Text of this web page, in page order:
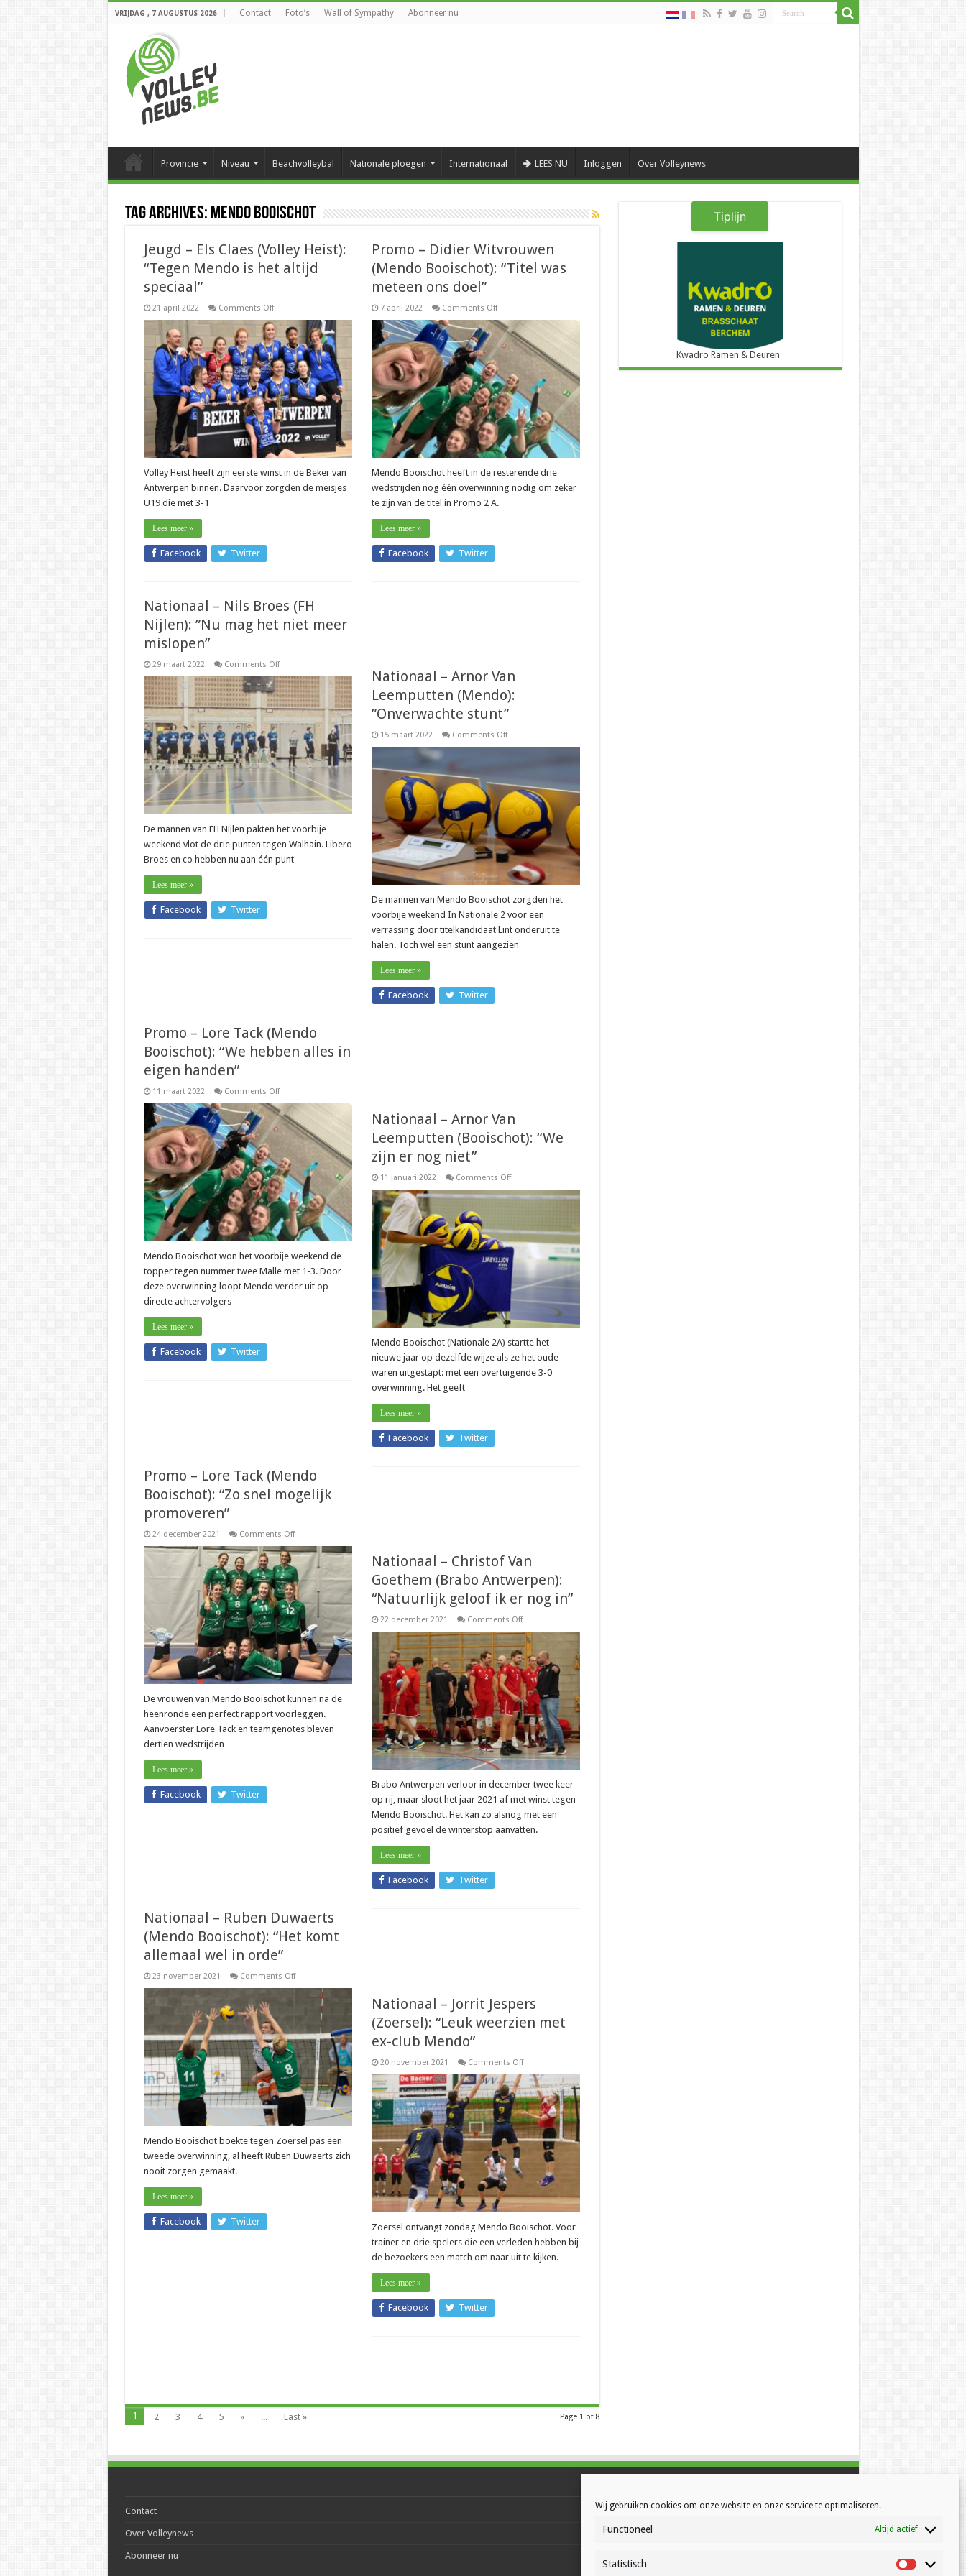
Wij gebruiken cookies om onze website en onze service te optimaliseren.
Functioneel Altijd actief
Statistisch Statistisch
VRIJDAG , 7 AUGUSTUS 2026 Contact Foto’s Wall of Sympathy Abonneer nu
Provincie Niveau Beachvolleybal Nationale ploegen Internationaal LEES NU Inloggen Over Volleynews
Tag Archives: Mendo Booischot
Jeugd – Els Claes (Volley Heist):
“Tegen Mendo is het altijd
speciaal”
21 april 2022 Comments Offon
–
Els
Claes
(Volley
Heist):
“Tegen
Mendo
is
het
altijd
speciaal”
Volley Heist heeft zijn eerste winst in de Beker van
Antwerpen binnen. Daarvoor zorgden de meisjes
U19 die met 3-1
Lees meer »
Facebook Twitter
Promo – Didier Witvrouwen
(Mendo Booischot): “Titel was
meteen ons doel”
7 april 2022 Comments Offon
–
Didier
Witvrouwen
(Mendo
Booischot):
“Titel
was
meteen
ons
doel”
Mendo Booischot heeft in de resterende drie
wedstrijden nog één overwinning nodig om zeker
te zijn van de titel in Promo 2 A.
Lees meer »
Facebook Twitter
Nationaal – Nils Broes (FH
Nijlen): ”Nu mag het niet meer
mislopen”
29 maart 2022 Comments Offon
–
Nils
Broes
(FH
Nijlen):
mag
het
niet
meer
mislopen”
De mannen van FH Nijlen pakten het voorbije
weekend vlot de drie punten tegen Walhain. Libero
Broes en co hebben nu aan één punt
Lees meer »
Facebook Twitter
Nationaal – Arnor Van
Leemputten (Mendo):
”Onverwachte stunt”
15 maart 2022 Comments Offon
(Mendo):
”Onverwachte
stunt”
De mannen van Mendo Booischot zorgden het
voorbije weekend In Nationale 2 voor een
verrassing door titelkandidaat Lint onderuit te
halen. Toch wel een stunt aangezien
Lees meer »
Facebook Twitter
Promo – Lore Tack (Mendo
Booischot): “We hebben alles in
eigen handen”
11 maart 2022 Comments Offon
–
Lore
Tack
(Mendo
Booischot):
“We
hebben
alles
in
eigen
handen”
Mendo Booischot won het voorbije weekend de
topper tegen nummer twee Malle met 1-3. Door
deze overwinning loopt Mendo verder uit op
directe achtervolgers
Lees meer »
Facebook Twitter
Nationaal – Arnor Van
Leemputten (Booischot): “We
zijn er nog niet”
11 januari 2022 Comments Offon
–
(Booischot):
“We
zijn
er
nog
niet”
Mendo Booischot (Nationale 2A) startte het
nieuwe jaar op dezelfde wijze als ze het oude
waren uitgestapt: met een overtuigende 3-0
overwinning. Het geeft
Lees meer »
Facebook Twitter
Promo – Lore Tack (Mendo
Booischot): “Zo snel mogelijk
promoveren”
24 december 2021 Comments Offon
–
Lore
Tack
(Mendo
Booischot):
“Zo
snel
mogelijk
promoveren”
De vrouwen van Mendo Booischot kunnen na de
heenronde een perfect rapport voorleggen.
Aanvoerster Lore Tack en teamgenotes bleven
dertien wedstrijden
Lees meer »
Facebook Twitter
Nationaal – Christof Van
Goethem (Brabo Antwerpen):
“Natuurlijk geloof ik er nog in”
22 december 2021 Comments Offon
–
Christof
Van
Goethem
(Brabo
Antwerpen):
“Natuurlijk
geloof
ik
er
nog
in”
Brabo Antwerpen verloor in december twee keer
op rij, maar sloot het jaar 2021 af met winst tegen
Mendo Booischot. Het kan zo alsnog met een
positief gevoel de winterstop aanvatten.
Lees meer »
Facebook Twitter
Nationaal – Ruben Duwaerts
(Mendo Booischot): “Het komt
allemaal wel in orde”
23 november 2021 Comments Offon
Duwaerts
(Mendo
Booischot):
“Het
komt
allemaal
wel
in
orde”
Mendo Booischot boekte tegen Zoersel pas een
tweede overwinning, al heeft Ruben Duwaerts zich
nooit zorgen gemaakt.
Lees meer »
Facebook Twitter
Nationaal – Jorrit Jespers
(Zoersel): “Leuk weerzien met
ex-club Mendo”
20 november 2021 Comments Offon
Jorrit
Jespers
(Zoersel):
“Leuk
weerzien
met
club
Mendo”
Zoersel ontvangt zondag Mendo Booischot. Voor
trainer en drie spelers die een verleden hebben bij
de bezoekers een match om naar uit te kijken.
Lees meer »
Facebook Twitter
Page 1 of 8
1 2 3 4 5 » ... Last »
Tiplijn
Kwadro Ramen & Deuren
Contact
Over Volleynews
Abonneer nu